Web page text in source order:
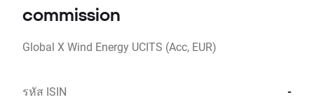
commission
Global X Wind Energy UCITS (Acc, EUR)
รหัส ISIN -